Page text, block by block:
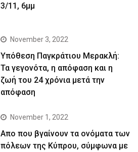
3/11, 6μμ
November 3, 2022
Yπόθεση Παγκράτιου Μερακλή:
Τα γεγονότα, η απόφαση και η
ζωή του 24 χρόνια μετά την
απόφαση
November 1, 2022
Απο που βγαίνουν τα ονόματα των
πόλεων της Κύπρου, σύμφωνα με